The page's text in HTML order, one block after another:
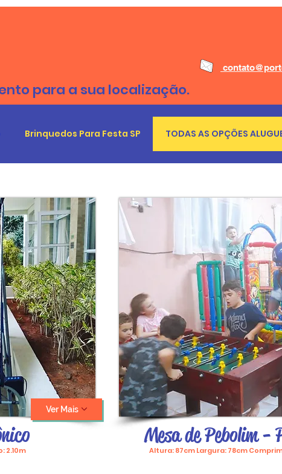
para a sua localização.
Brinquedos Para Festa SP TODAS AS OPÇÕES
Ver Mais
2.10m
Mesa de Pebolim -
Altura: 87cm Largura: 78cm